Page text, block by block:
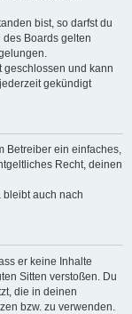
bist, so darfst du
Boards gelten
geschlossen und kann
gekündigt
Betreiber ein einfaches,
Recht, deinen
bleibt auch nach
er keine Inhalte
Sitten verstoßen. Du
die in deinen
bzw. zu verwenden.